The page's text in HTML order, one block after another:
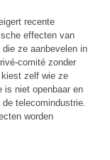
recente
effecten van
ze aanbevelen in
comité zonder
zelf wie ze
is niet openbaar en
telecomindustrie.
worden